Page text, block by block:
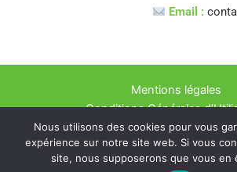
Email :
Mentions légales
Conditions Générales
Politique de
Copyright © 2026 CONFORM ENERGIE
Nous utilisons des cookies pour vous
expérience sur notre site web. Si vous
site, nous supposerons que vous en